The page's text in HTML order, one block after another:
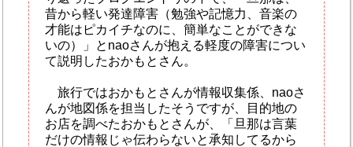
昔から軽い発達障害（勉強や記憶力、音楽の
才能はピカイチなのに、簡単なことができな
いの）」とnaoさんが抱える軽度の障害につい
て説明したおかもとさん。
旅行ではおかもとさんが情報収集係、naoさ
んが地図係を担当したそうですが、目的地の
お店を調べたおかもとさんが、「旦那は言葉
だけの情報じゃ伝わらないと承知してるから